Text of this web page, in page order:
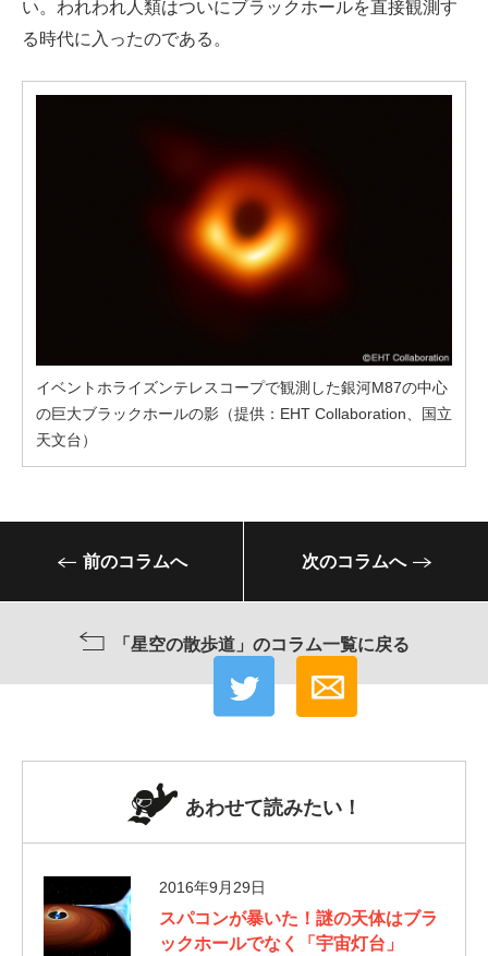
い。われわれ人類はついにブラックホールを直接観測す
る時代に入ったのである。
イベントホライズンテレスコープで観測した銀河M87の中心
の巨大ブラックホールの影（提供：EHT Collaboration、国立
天文台）
前のコラムへ
「星空の散歩道」のコラム一覧に戻る
次のコラムへ
あわせて読みたい！
2016年9月29日
スパコンが暴いた！謎の天体はブラ
ックホールでなく「宇宙灯台」